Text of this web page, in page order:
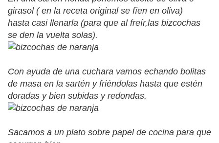
girasol ( en la receta original se fíen en oliva)
hasta casi llenarla (para que al freír,las bizcochas
se den la vuelta solas).
Con ayuda de una cuchara vamos echando bolitas
de masa en la sartén y friéndolas hasta que estén
doradas y bien subidas y redondas.
Sacamos a un plato sobre papel de cocina para que